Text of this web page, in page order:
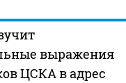
выражения
ЦСКА в адрес